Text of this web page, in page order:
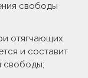
свободы
отягчающих
и составит
свободы;